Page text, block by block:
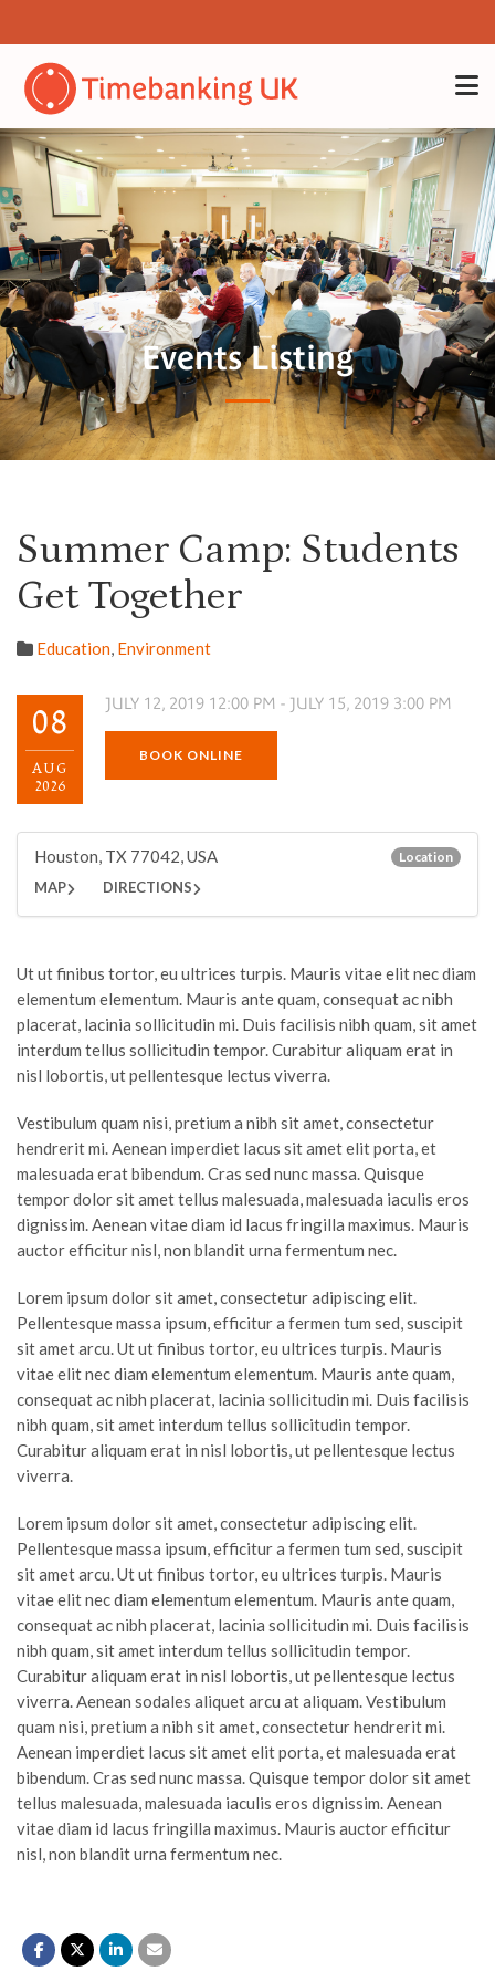
Events Listing
Summer Camp: Students
Get Together
Education, Environment
08
AUG
2026
JULY 12, 2019 12:00 PM - JULY 15, 2019 3:00 PM
BOOK ONLINE
Houston, TX 77042, USA Location
MAP DIRECTIONS
Ut ut finibus tortor, eu ultrices turpis. Mauris vitae elit nec diam
elementum elementum. Mauris ante quam, consequat ac nibh
placerat, lacinia sollicitudin mi. Duis facilisis nibh quam, sit amet
interdum tellus sollicitudin tempor. Curabitur aliquam erat in
nisl lobortis, ut pellentesque lectus viverra.
Vestibulum quam nisi, pretium a nibh sit amet, consectetur
hendrerit mi. Aenean imperdiet lacus sit amet elit porta, et
malesuada erat bibendum. Cras sed nunc massa. Quisque
tempor dolor sit amet tellus malesuada, malesuada iaculis eros
dignissim. Aenean vitae diam id lacus fringilla maximus. Mauris
auctor efficitur nisl, non blandit urna fermentum nec.
Lorem ipsum dolor sit amet, consectetur adipiscing elit.
Pellentesque massa ipsum, efficitur a fermen tum sed, suscipit
sit amet arcu. Ut ut finibus tortor, eu ultrices turpis. Mauris
vitae elit nec diam elementum elementum. Mauris ante quam,
consequat ac nibh placerat, lacinia sollicitudin mi. Duis facilisis
nibh quam, sit amet interdum tellus sollicitudin tempor.
Curabitur aliquam erat in nisl lobortis, ut pellentesque lectus
viverra.
Lorem ipsum dolor sit amet, consectetur adipiscing elit.
Pellentesque massa ipsum, efficitur a fermen tum sed, suscipit
sit amet arcu. Ut ut finibus tortor, eu ultrices turpis. Mauris
vitae elit nec diam elementum elementum. Mauris ante quam,
consequat ac nibh placerat, lacinia sollicitudin mi. Duis facilisis
nibh quam, sit amet interdum tellus sollicitudin tempor.
Curabitur aliquam erat in nisl lobortis, ut pellentesque lectus
viverra. Aenean sodales aliquet arcu at aliquam. Vestibulum
quam nisi, pretium a nibh sit amet, consectetur hendrerit mi.
Aenean imperdiet lacus sit amet elit porta, et malesuada erat
bibendum. Cras sed nunc massa. Quisque tempor dolor sit amet
tellus malesuada, malesuada iaculis eros dignissim. Aenean
vitae diam id lacus fringilla maximus. Mauris auctor efficitur
nisl, non blandit urna fermentum nec.